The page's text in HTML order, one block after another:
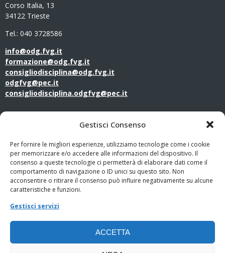
Gestisci Consenso
Per fornire le migliori esperienze, utilizziamo tecnologie come i cookie
per memorizzare e/o accedere alle informazioni del dispositivo. Il
consenso a queste tecnologie ci permetterà di elaborare dati come il
comportamento di navigazione o ID unici su questo sito. Non
acconsentire o ritirare il consenso può influire negativamente su alcune
caratteristiche e funzioni.
Gestisci servizi
ACCETTA
Corso Italia, 13
34122 Trieste
Tel.: 040 3728586
info@odg.fvg.it
formazione@odg.fvg.it
consigliodisciplina@odg.fvg.it
odgfvg@pec.it
consigliodisciplina.odgfvg@pec.it
Privacy Policy
PagoPA
Cookie Policy